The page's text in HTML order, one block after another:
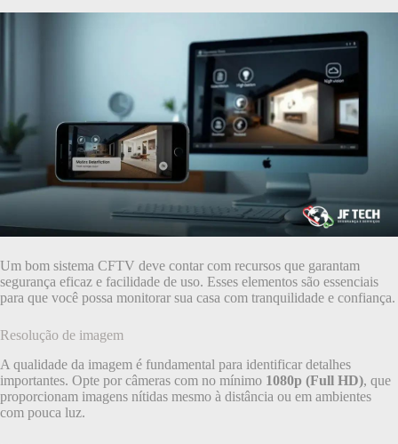
Um bom sistema CFTV deve contar com recursos que garantam
segurança eficaz e facilidade de uso. Esses elementos são essenciais
para que você possa monitorar sua casa com tranquilidade e confiança.
Resolução de imagem
A qualidade da imagem é fundamental para identificar detalhes
importantes. Opte por câmeras com no mínimo 1080p (Full HD), que
proporcionam imagens nítidas mesmo à distância ou em ambientes
com pouca luz.